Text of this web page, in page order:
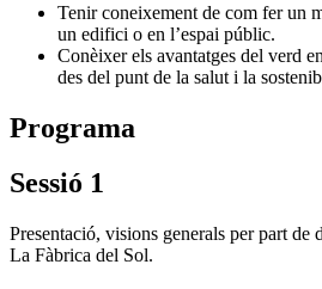
Tenir coneixement de com fer un
un edifici o en l’espai públic.
Conèixer els avantatges del verd
des del punt de la salut i la
Programa
Sessió 1
Presentació, visions generals per part de
La Fàbrica del Sol.